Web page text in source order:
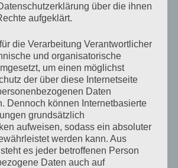
dem Tresen stand Frau Kneer mit
und verzog keine Miene, während
dass sie mich längst durchschaut
zu Hause ein Donnerwetter
einfach nicht gemacht. Ich war kein
Im Hintergrund Pläne ausklügeln und
stehen oder den Fluchtwagen
ich sicher gut und brauchbar
über die ihnen
aufgeklärt.
die Verarbeitung Verantwortlicher
und organisatorische
um einen möglichst
der über diese Internetseite
Daten
Dennoch können Internetbasierte
grundsätzlich
aufweisen, sodass ein absoluter
werden kann. Aus
es jeder betroffenen Person
Daten auch auf